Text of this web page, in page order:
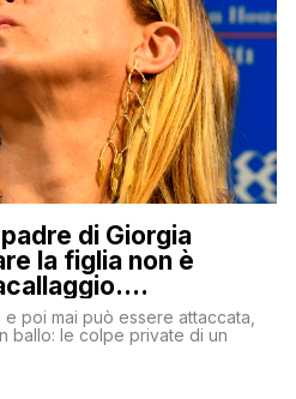
di Giorgia
la figlia non è
diversi
e poi mai può essere attaccata,
ballo: le colpe private di un